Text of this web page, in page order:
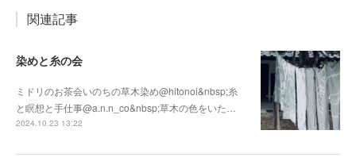
関連記事
染めと糸の会
ミドリのお茶会いのちの草木染め@hitonoi&nbsp;糸
と瞑想と手仕事@a.n.n_co&nbsp;草木の色をいた…
2024.10.23 13:22